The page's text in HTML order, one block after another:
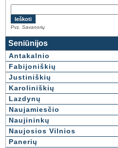
Pvz. Savanorių
Seniūnijos
Antakalnio
Fabijoniškių
Justiniškių
Karoliniškių
Lazdynų
Naujamiesčio
Naujininkų
Naujosios Vilnios
Panerių